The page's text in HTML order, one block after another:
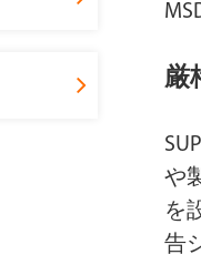
厳
や
を
告